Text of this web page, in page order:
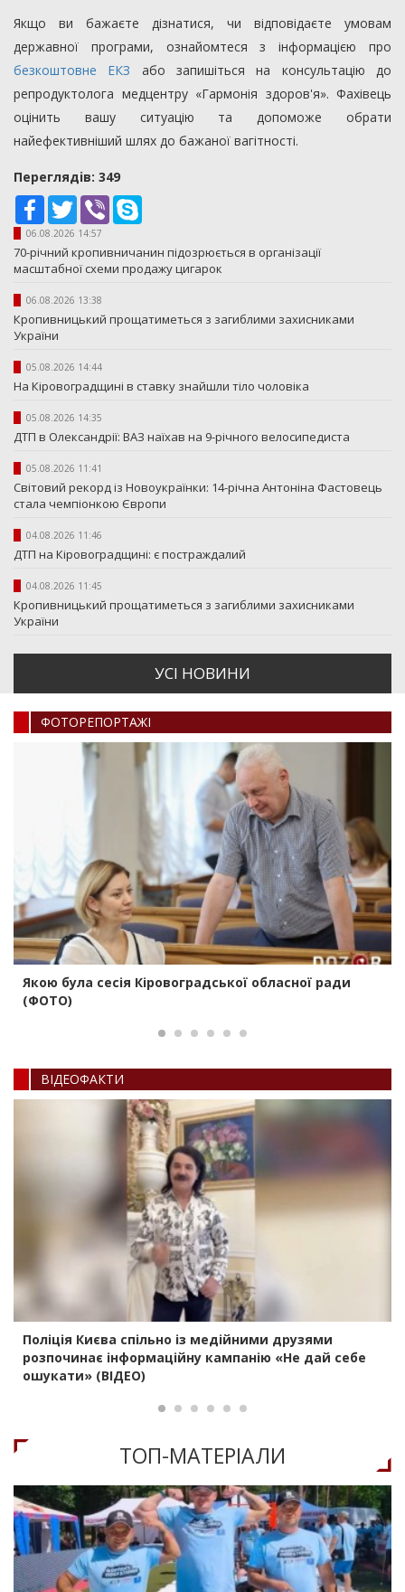
Якщо ви бажаєте дізнатися, чи відповідаєте умовам
державної програми, ознайомтеся з інформацією про
безкоштовне ЕКЗ або запишіться на консультацію до
репродуктолога медцентру «Гармонія здоров'я». Фахівець
оцінить вашу ситуацію та допоможе обрати
найефективніший шлях до бажаної вагітності.
Переглядiв: 349
Facebook
TwitterViber
06.08.2026 14:57
70-річний кропивничанин підозрюється в організації
масштабної схеми продажу цигарок
06.08.2026 13:38
Кропивницький прощатиметься з загиблими захисниками
України
05.08.2026 14:44
На Кіровоградщині в ставку знайшли тіло чоловіка
05.08.2026 14:35
ДТП в Олександрії: ВАЗ наїхав на 9-річного велосипедиста
05.08.2026 11:41
Світовий рекорд із Новоукраїнки: 14-річна Антоніна Фастовець
стала чемпіонкою Європи
04.08.2026 11:46
ДТП на Кіровоградщині: є постраждалий
04.08.2026 11:45
Кропивницький прощатиметься з загиблими захисниками
України
УСI НОВИНИ
ФОТОРЕПОРТАЖI
Якою була сесія Кіровоградської обласної ради
(ФОТО)
ВIДЕОФАКТИ
Поліція Києва спільно із медійними друзями
розпочинає інформаційну кампанію «Не дай себе
ошукати» (ВІДЕО)
ТОП-МАТЕРIАЛИ